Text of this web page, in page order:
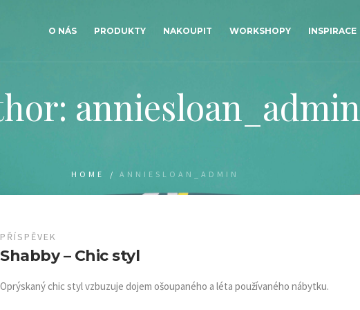
O NÁS PRODUKTY NAKOUPIT WORKSHOPY INSPIRACE
anniesloan_admin
HOME / ANNIESLOAN_ADMIN
PŘÍSPĚVEK
Shabby – Chic styl
Oprýskaný chic styl vzbuzuje dojem ošoupaného a léta používaného nábytku.